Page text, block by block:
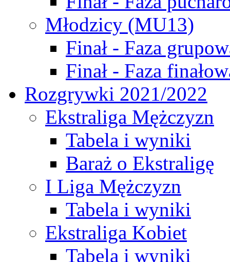
Młodzicy (MU13)
Finał - Faza
Finał - Faza
Rozgrywki 2021/2022
Ekstraliga Mężczyzn
Tabela i wyniki
Baraż o Ekstraligę
I Liga Mężczyzn
Tabela i wyniki
Ekstraliga Kobiet
Tabela i wyniki